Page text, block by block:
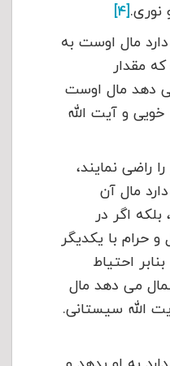
نوری.[۴]
مال اوست به
مقدار
دهد مال اوست
خویی و آیت الله
راضی نمایند،
مال آن
اگر در
حرام با یکدیگر
احتیاط
می دهد مال
الله سیستانی.